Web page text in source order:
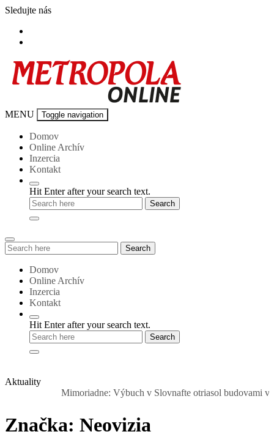
Skip
content
Sledujte nás
Metropola-
MENU Toggle navigation
Domov
Online Archív
Inzercia
Kontakt
Hit Enter after your search text.
Search
for:
Search
Domov
Online Archív
Inzercia
Kontakt
Hit Enter after your search text.
Aktuality
Mimoriadne: Výbuch v Slovnafte otriasol budovami v okolí.
Značka: Neovizia